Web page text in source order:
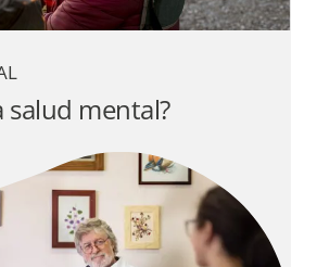
salud mental?